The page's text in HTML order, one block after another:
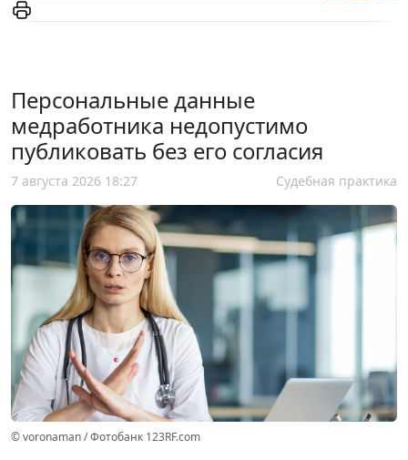
Персональные данные
медработника недопустимо
публиковать без его согласия
7 августа 2026 18:27 Судебная практика
© voronaman / Фотобанк 123RF.com